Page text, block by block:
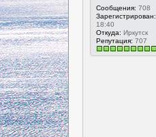
Сообщения: 708
Зарегистрирован:
18:40
Откуда: Иркутск
Репутация: 707